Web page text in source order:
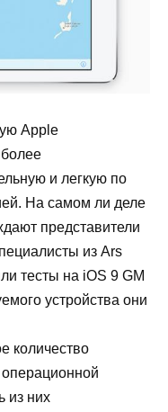
Apple
и легкую по
На самом ли деле
представители
из Ars
тесты на iOS 9 GM
устройства они
количество
из них